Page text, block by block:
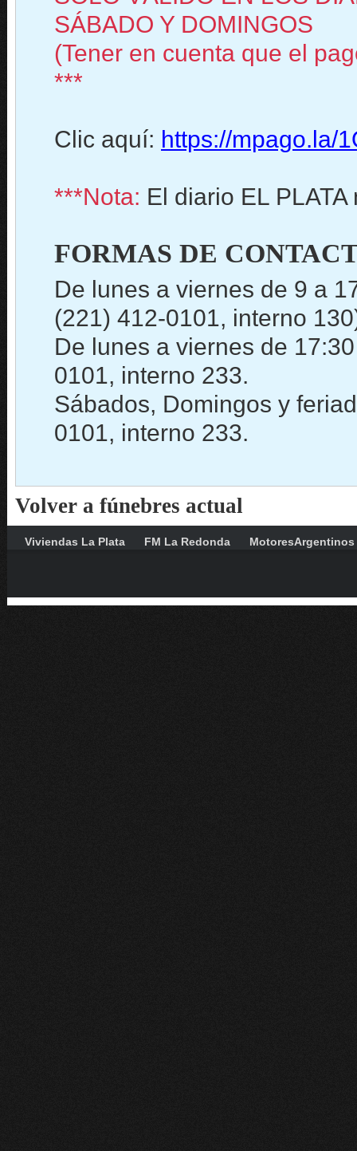
SÁBADO Y DOMINGOS
(Tener en cuenta que el
***
Clic aquí: https://mpago.la/
***Nota: El diario EL
FORMAS DE
De lunes a viernes de 9 a
(221) 412-0101, interno
De lunes a viernes de
0101, interno 233.
Sábados, Domingos y
0101, interno 233.
Volver a fúnebres actual
Viviendas La Plata FM La Redonda MotoresArgentinos